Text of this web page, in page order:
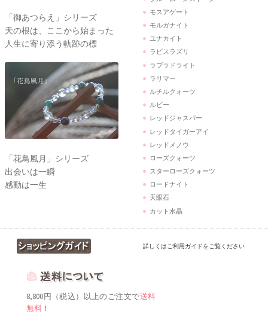
「御あつらえ」シリーズ
天の根は、ここから始まった
人生に寄り添う軌跡の標
「花鳥風月」シリーズ
出会いは一瞬
感動は一生
モスアゲート
モルガナイト
ユナカイト
ラピスラズリ
ラブラドライト
ラリマー
ルチルクォーツ
ルビー
レッドジャスパー
レッドタイガーアイ
レッドメノウ
ローズクォーツ
スターローズクォーツ
ロードナイト
天眼石
カット水晶
詳しくはご利用ガイドをご覧ください
8,800円（税込）以上のご注文で送料
無料 ！